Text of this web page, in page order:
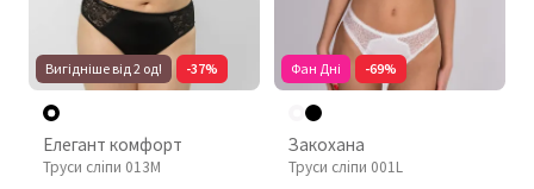
Вигідніше від 2 од! -37%
Елегант комфорт
Труси сліпи 013M
Фан Дні -69%
Закохана
Труси сліпи 001L